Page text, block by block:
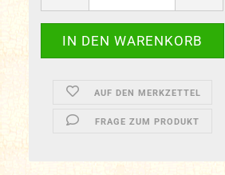
AUF DEN MERKZETTEL
FRAGE ZUM PRODUKT